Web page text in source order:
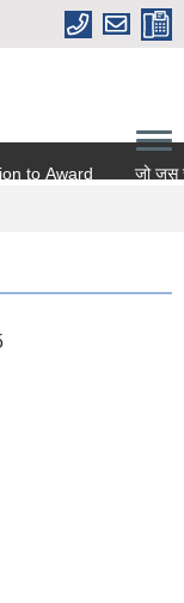
Award जो जस संग